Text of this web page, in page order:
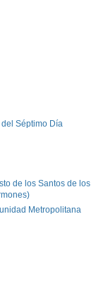
del Séptimo Día
de los Santos de los
Metropolitana